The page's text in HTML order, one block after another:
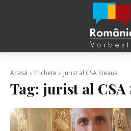
Acasă Etichete Jurist al CSA Steaua
Tag: jurist al CSA